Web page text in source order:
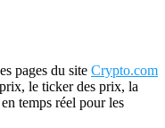
pages du site Crypto.com
le ticker des prix, la
temps réel pour les